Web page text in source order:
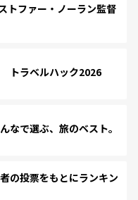
トファー・ノーラン監督
トラベルハック2026
で選ぶ、旅のベスト。
の投票をもとにランキン